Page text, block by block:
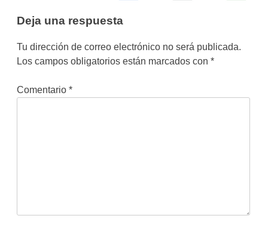
Deja una respuesta
Tu dirección de correo electrónico no será publicada.
Los campos obligatorios están marcados con *
Comentario *